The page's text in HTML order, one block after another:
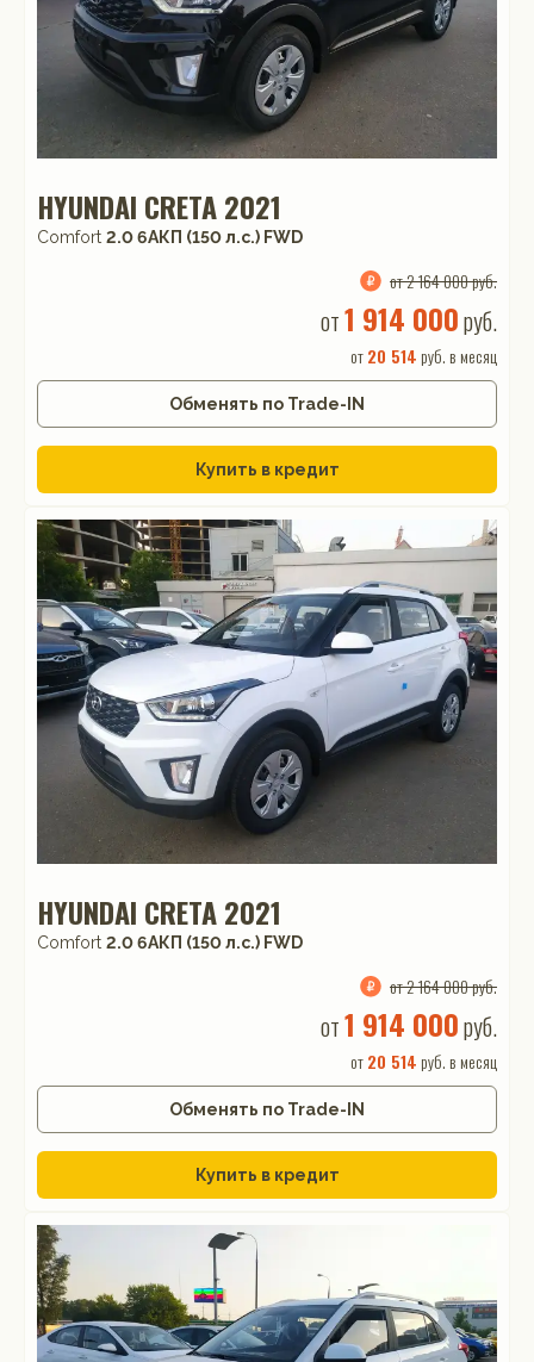
HYUNDAI CRETA 2021
Comfort 2.0 6AКП (150 л.с.) FWD
от 2 164 000 руб.
от1 914 000руб.
от20 514 руб. в месяц
Обменять по Trade-IN
Купить в кредит
HYUNDAI CRETA 2021
Comfort 2.0 6AКП (150 л.с.) FWD
от 2 164 000 руб.
от1 914 000руб.
от20 514 руб. в месяц
Обменять по Trade-IN
Купить в кредит